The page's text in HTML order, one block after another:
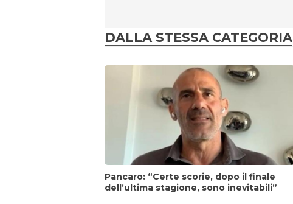
DALLA STESSA CATEGORIA
Pancaro: “Certe scorie, dopo il finale
dell’ultima stagione, sono inevitabili”